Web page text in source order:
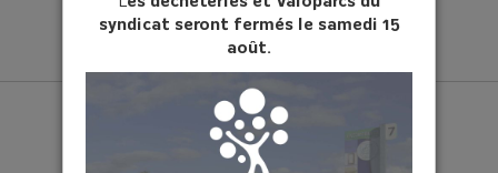
syndicat seront fermés le samedi 15
août.